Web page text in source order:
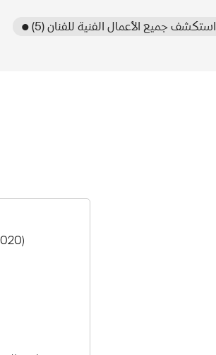
● استكشف جميع الأعمال الفنية للفنان (5)